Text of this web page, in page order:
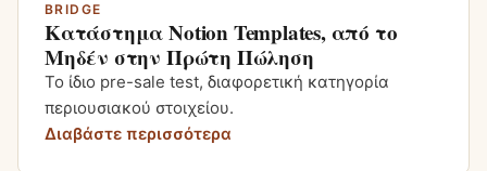
BRIDGE
Κατάστημα Notion Templates, από το
Μηδέν στην Πρώτη Πώληση
Το ίδιο pre-sale test, διαφορετική κατηγορία
περιουσιακού στοιχείου.
Διαβάστε περισσότερα